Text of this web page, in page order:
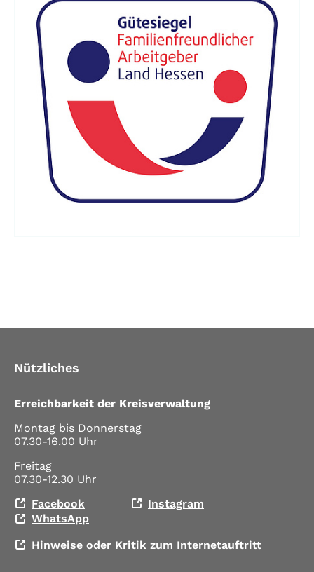
Nützliches
Erreichbarkeit der Kreisverwaltung
Montag bis Donnerstag
07.30-16.00 Uhr
Freitag
07.30-12.30 Uhr
Facebook
Instagram
WhatsApp
Hinweise oder Kritik zum Internetauftritt